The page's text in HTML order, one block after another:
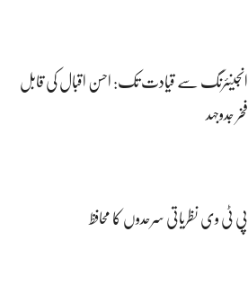
انجینئرنگ سے قیادت تک: احسن اقبال کی قابل
فخر جدوجہد
پی ٹی وی نظریاتی سرحدوں کا محافظ